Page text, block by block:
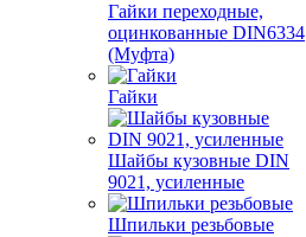
Гайки переходные,
оцинкованные DIN6334
(Муфта)
Гайки
Шайбы кузовные DIN
9021, усиленные
Шпильки резьбовые